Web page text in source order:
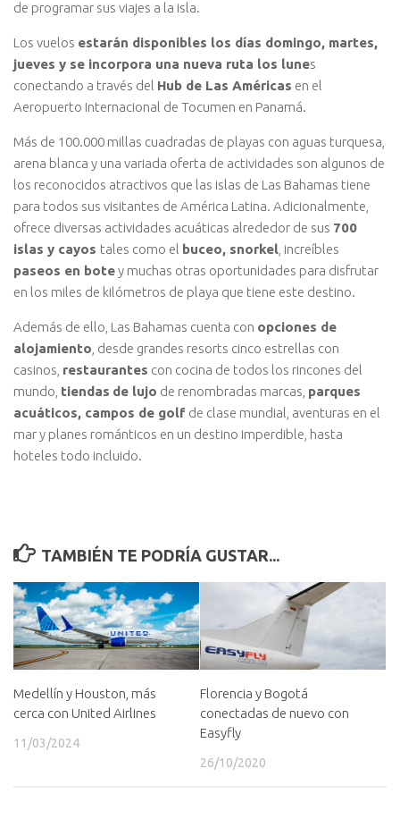
de programar sus viajes a la isla.
Los vuelos estarán disponibles los días domingo, martes,
jueves y se incorpora una nueva ruta los lunes
conectando a través del Hub de Las Américas en el
Aeropuerto Internacional de Tocumen en Panamá.
Más de 100.000 millas cuadradas de playas con aguas turquesa,
arena blanca y una variada oferta de actividades son algunos de
los reconocidos atractivos que las islas de Las Bahamas tiene
para todos sus visitantes de América Latina. Adicionalmente,
ofrece diversas actividades acuáticas alrededor de sus 700
islas y cayos tales como el buceo, snorkel , increíbles
paseos en botey muchas otras oportunidades para disfrutar
en los miles de kilómetros de playa que tiene este destino.
Además de ello, Las Bahamas cuenta con opciones de
alojamiento , desde grandes resorts cinco estrellas con
casinos, restaurantes con cocina de todos los rincones del
mundo, tiendas de lujo de renombradas marcas, parques
acuáticos, campos de golf de clase mundial, aventuras en el
mar y planes románticos en un destino imperdible, hasta
hoteles todo incluido.
TAMBIÉN TE PODRÍA GUSTAR...
Medellín y Houston, más
cerca con United Airlines
11/03/2024
Florencia y Bogotá
conectadas de nuevo con
Easyfly
26/10/2020